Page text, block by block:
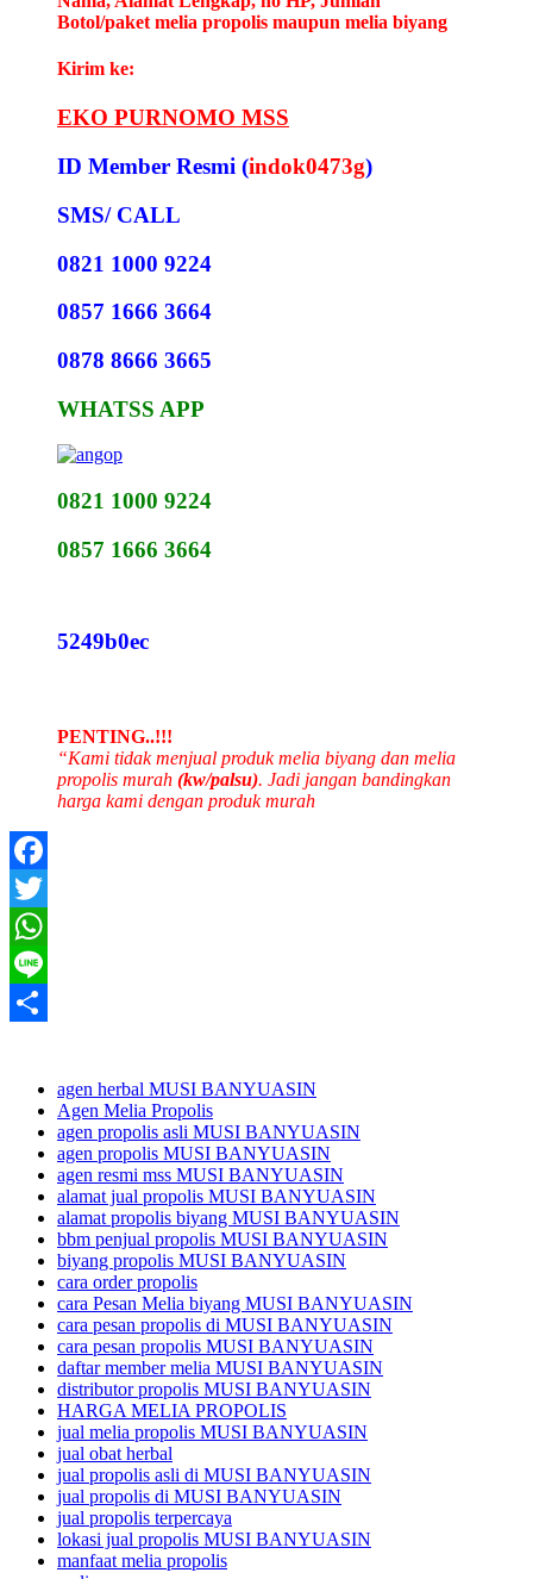
Botol/paket melia propolis maupun melia biyang
Kirim ke:
EKO PURNOMO MSS
ID Member Resmi (indok0473g)
SMS/ CALL
0821 1000 9224
0857 1666 3664
0878 8666 3665
WHATSS APP
0821 1000 9224
0857 1666 3664
5249b0ec
PENTING..!!!
“Kami tidak menjual produk melia biyang dan melia
propolis murah (kw/palsu). Jadi jangan bandingkan
harga kami dengan produk murah
Facebook
Twitter
WhatsApp
Line
agen herbal MUSI BANYUASIN
Agen Melia Propolis
agen propolis asli MUSI BANYUASIN
agen propolis MUSI BANYUASIN
agen resmi mss MUSI BANYUASIN
alamat jual propolis MUSI BANYUASIN
alamat propolis biyang MUSI BANYUASIN
bbm penjual propolis MUSI BANYUASIN
biyang propolis MUSI BANYUASIN
cara order propolis
cara Pesan Melia biyang MUSI BANYUASIN
cara pesan propolis di MUSI BANYUASIN
cara pesan propolis MUSI BANYUASIN
daftar member melia MUSI BANYUASIN
distributor propolis MUSI BANYUASIN
HARGA MELIA PROPOLIS
jual melia propolis MUSI BANYUASIN
jual obat herbal
jual propolis asli di MUSI BANYUASIN
jual propolis di MUSI BANYUASIN
jual propolis terpercaya
lokasi jual propolis MUSI BANYUASIN
manfaat melia propolis